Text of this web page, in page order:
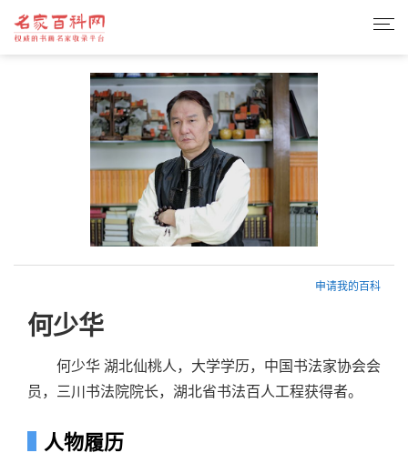
申请我的百科
何少华
何少华 湖北仙桃人，大学学历，中国书法家协会会
员，三川书法院院长，湖北省书法百人工程获得者。
人物履历